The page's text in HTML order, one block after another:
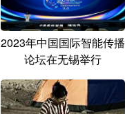
2023年中国国际智能传播
论坛在无锡举行